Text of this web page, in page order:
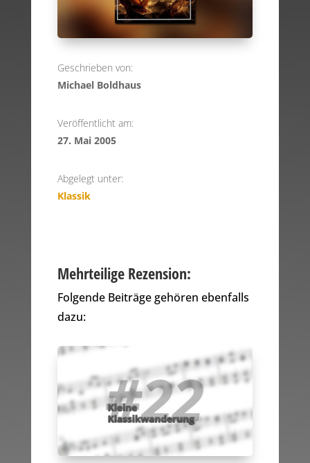
Geschrieben von:
Michael Boldhaus
Veröffentlicht am:
27. Mai 2005
Abgelegt unter:
Klassik
Mehrteilige Rezension:
Folgende Beiträge gehören ebenfalls
dazu: